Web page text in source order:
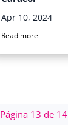
Apr 10, 2024
Read more
Página 13 de 14